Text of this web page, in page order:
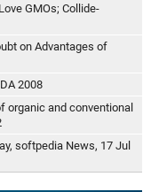
GMOs; Collide-
on Advantages of
2008
organic and conventional
softpedia News, 17 Jul